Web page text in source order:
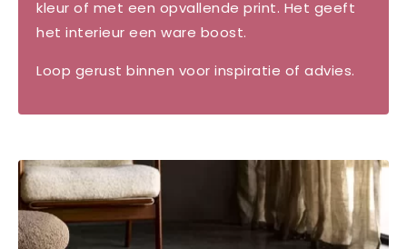
kleur of met een opvallende print. Het geeft
het interieur een ware boost.
Loop gerust binnen voor inspiratie of advies.